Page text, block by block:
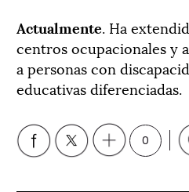
Actualmente. Ha
centros ocupacionales y
a personas con
educativas diferenciadas.
0